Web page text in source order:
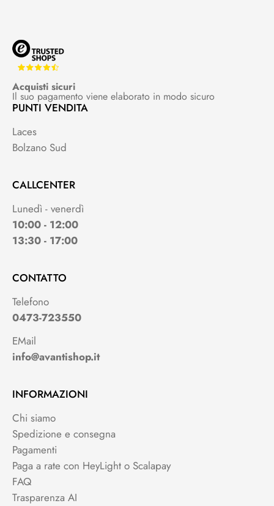
Acquisti sicuri
Il suo pagamento viene elaborato in modo sicuro
PUNTI VENDITA
Laces
Bolzano Sud
CALLCENTER
Lunedì - venerdì
10:00 - 12:00
13:30 - 17:00
CONTATTO
Telefono
0473-723550
EMail
info@avantishop.it
INFORMAZIONI
Chi siamo
Spedizione e consegna
Pagamenti
Paga a rate con HeyLight o Scalapay
FAQ
Trasparenza AI